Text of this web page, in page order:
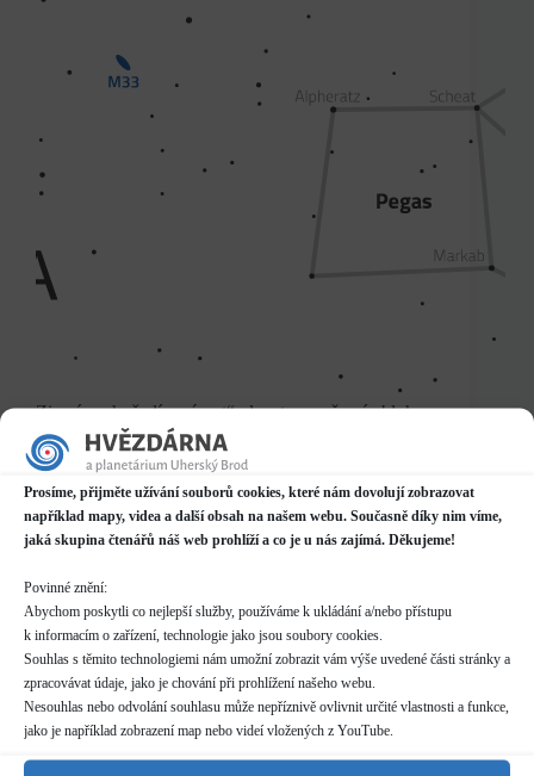
Prosíme, přijměte užívání souborů cookies, které nám dovolují zobrazovat
například mapy, videa a další obsah na našem webu. Současně díky nim víme,
jaká skupina čtenářů náš web prohlíží a co je u nás zajímá. Děkujeme!
Povinné znění:
Abychom poskytli co nejlepší služby, používáme k ukládání a/nebo přístupu
k informacím o zařízení, technologie jako jsou soubory cookies.
Souhlas s těmito technologiemi nám umožní zobrazit vám výše uvedené části stránky a
zpracovávat údaje, jako je chování při prohlížení našeho webu.
Nesouhlas nebo odvolání souhlasu může nepříznivě ovlivnit určité vlastnosti a funkce,
jako je například zobrazení map nebo videí vložených z YouTube.
Zimní souhvězdí, „návrat“ planet na večerní oblohu
a když budeme mít štěstí, tak i jasná kometa. To je
ve zkratce obloha v říjnu 2024. Připomínáme, že v
noci ze soboty 26. na neděli 27. října dochází ke
změně času z…
Rostislav Rajchl
1. 10. 2024
Z činnosti
Počasí během povodní 2024